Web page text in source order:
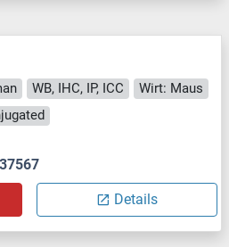
WB, IHC, IP, ICC
Wirt: Maus
Details